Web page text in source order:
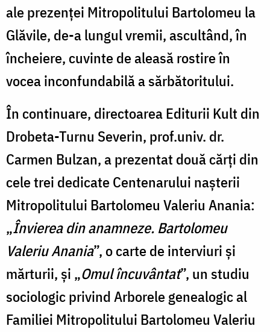
ale prezenței Mitropolitului Bartolomeu la
Glăvile, de-a lungul vremii, ascultând, în
încheiere, cuvinte de aleasă rostire în
vocea inconfundabilă a sărbătoritului.
În continuare, directoarea Editurii Kult din
Drobeta-Turnu Severin, prof.univ. dr.
Carmen Bulzan, a prezentat două cărți din
cele trei dedicate Centenarului nașterii
Mitropolitului Bartolomeu Valeriu Anania:
„Învierea din anamneze. Bartolomeu
Valeriu Anania”, o carte de interviuri și
mărturii, și „Omul încuvântat”, un studiu
sociologic privind Arborele genealogic al
Familiei Mitropolitului Bartolomeu Valeriu